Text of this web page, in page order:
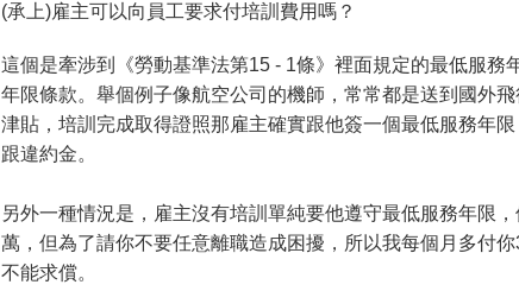
(承上)雇主可以向員工要求付培訓費用嗎？
這個是牽涉到《勞動基準法第15 - 1條》裡面規定的最低服
年限條款。舉個例子像航空公司的機師，常常都是送到國外
津貼，培訓完成取得證照那雇主確實跟他簽一個最低服務年
跟違約金。
另外一種情況是，雇主沒有培訓單純要他遵守最低服務年限
萬，但為了請你不要任意離職造成困擾，所以我每個月多付
不能求償。